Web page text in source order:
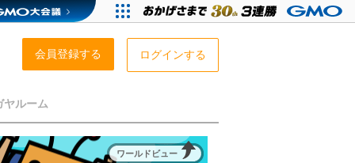
会員登録する ログインする
ヤルーム
ワールドビュー